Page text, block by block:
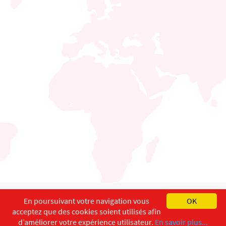
English Français
Copyright ©ISEC-AdW Impressum
OK
En poursuivant votre navigation vous
acceptez que des cookies soient utilisés afin
d’améliorer votre expérience utilisateur. En savoir plus...